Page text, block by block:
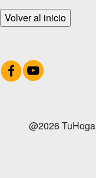
Volver al inicio
@2026